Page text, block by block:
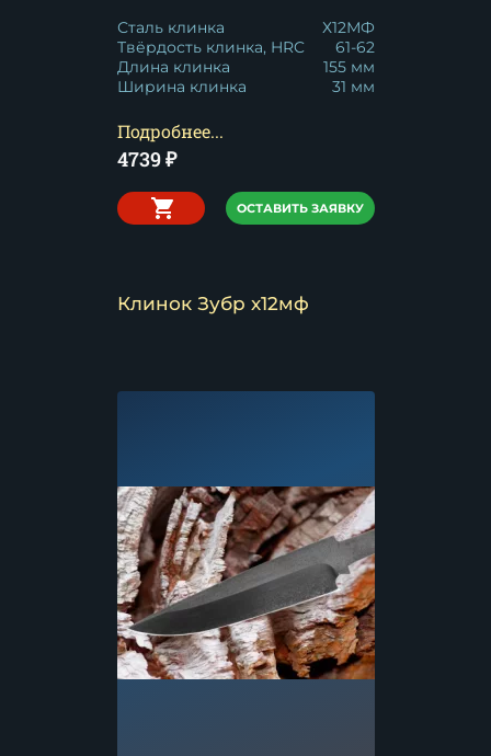
Сталь клинка
Х12МФ
Твёрдость клинка, HRC
61-62
Длина клинка
155 мм
Ширина клинка
31 мм
Подробнее...
4739₽
ОСТАВИТЬ ЗАЯВКУ
Клинок Зубр х12мф